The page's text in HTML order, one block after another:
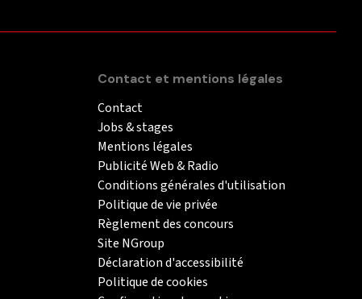
Contact et mentions légales
Contact
Jobs & stages
Mentions légales
Publicité Web & Radio
Conditions générales d'utilisation
Politique de vie privée
Règlement des concours
Site NGroup
Déclaration d'accessibilité
Politique de cookies